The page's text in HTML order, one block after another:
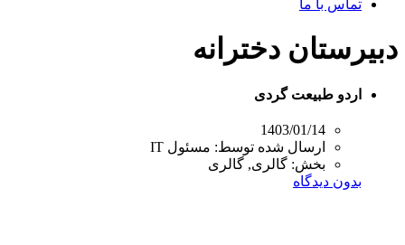
تماس با ما
دبیرستان دخترانه
اردو طبیعت گردی
1403/01/14
ارسال شده توسط: مسئول IT
بخش: گالری, گالری
بدون دیدگاه